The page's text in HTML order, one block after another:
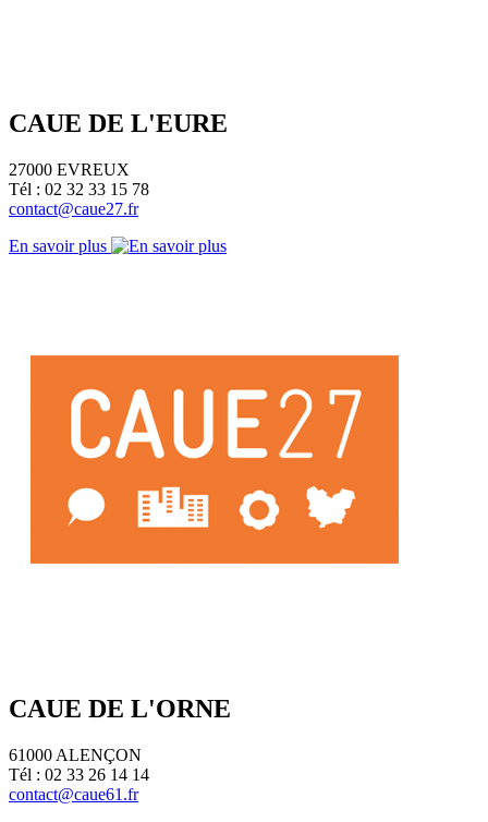
CAUE DE L'EURE
27000 EVREUX
Tél : 02 32 33 15 78
contact@caue27.fr
En savoir plus
CAUE DE L'ORNE
61000 ALENÇON
Tél : 02 33 26 14 14
contact@caue61.fr